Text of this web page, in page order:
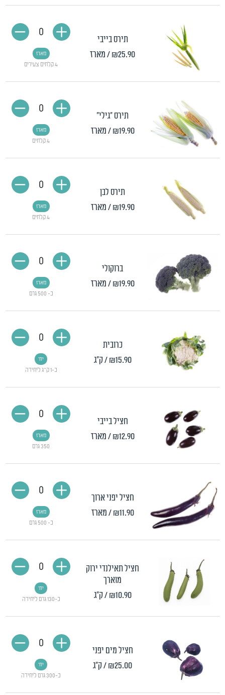
תירס בייבי
₪25.90/ מארז
4 קלחים צעירים
מארז
0
תירס "גילי"
₪19.90 / מארז
4 קלחים
מארז
0
תירס לבן
₪19.90 / מארז
4 קלחים
מארז
0
ברוקולי
₪19.90 / מארז
כ- 500 גרם
מארז
0
כרובית
₪15.90 / ק"ג
כ-1 ק"ג ליחידה
יח'
0
חציל בייבי
₪12.90 / מארז
350 גרם
מארז
0
חציל יפני ארוך
₪11.90 / מארז
כ- 500 גרם
מארז
0
חציל תאילנדי ירוק
מוארך
₪10.90 / ק"ג כ-130 גרם ליחידה
יח'
0
חציל מים יפני
₪25.00/ ק"ג
כ-300 גרם ליחידה
יח'
0